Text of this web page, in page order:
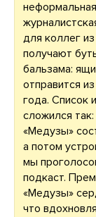
для коллег
получают
бальзама:
отправится
года. Список
сложился
«Медузы»
а потом
мы
подкаст.
«Медузы»
что